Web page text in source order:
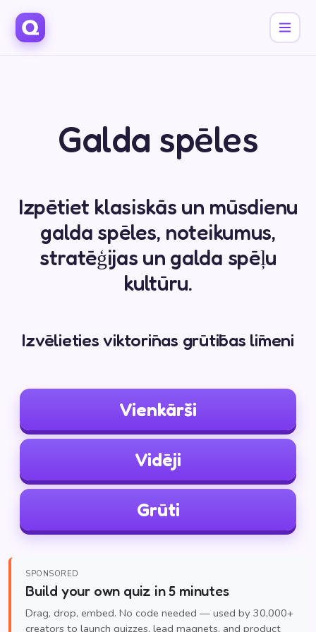
Galda spēles
Izpētiet klasiskās un mūsdienu
galda spēles, noteikumus,
stratēģijas un galda spēļu
kultūru.
Izvēlieties viktorīnas grūtības līmeni
Vienkārši
Vidēji
Grūti
SPONSORED
Build your own quiz in 5 minutes
Drag, drop, embed. No code needed — used by 30,000+
creators to launch quizzes, lead magnets, and product